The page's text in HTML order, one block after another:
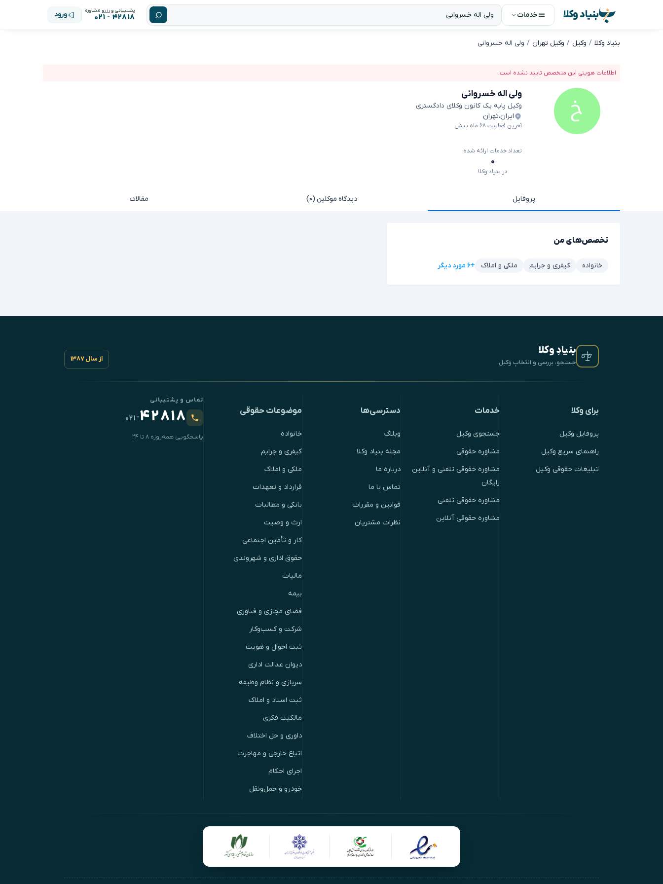
بنیاد وکلا خدمات پشتیبانی و رزرو مشاوره
۴۲۸۱۸ - ۰۲۱ ورود
بنیاد وکلا وکیل وکیل تهران ولی اله خسروانی
اطلاعات هویتی این متخصص تایید نشده است.
ولی اله خسروانی
وکیل پایه یک کانون وکلای دادگستری
ایران،تهران
آخرین فعالیت ۶۸ ماه پیش
تعداد خدمات ارائه شده
۰
در بنیاد وکلا
پروفایل دیدگاه موکلین (۰) مقالات
تخصص‌های من
خانواده کیفری و جرایم ملکی و املاک +۶ مورد دیگر
بنیادِ وکلا
جستجو، بررسی و انتخابِ وکیل از سال ۱۳۸۷
برای وکلا
پروفایل وکیل
راهنمای سریع وکیل
تبلیغات حقوقی وکیل
خدمات
جستجوی وکیل
مشاوره حقوقی
مشاوره حقوقی تلفنی و آنلاین
رایگان
مشاوره حقوقی تلفنی
مشاوره حقوقی آنلاین
دسترسی‌ها
وبلاگ
مجله بنیاد وکلا
درباره ما
تماس با ما
قوانین و مقررات
نظرات مشتریان
موضوعات حقوقی
خانواده
کیفری و جرایم
ملکی و املاک
قرارداد و تعهدات
بانکی و مطالبات
ارث و وصیت
کار و تأمین اجتماعی
حقوق اداری و شهروندی
مالیات
بیمه
فضای مجازی و فناوری
شرکت و کسب‌وکار
ثبت احوال و هویت
دیوان عدالت اداری
سربازی و نظام وظیفه
ثبت اسناد و املاک
مالکیت فکری
داوری و حل اختلاف
اتباع خارجی و مهاجرت
اجرای احکام
خودرو و حمل‌ونقل
تماس و پشتیبانی
۴۲۸۱۸-۰۲۱
پاسخگویی همه‌روزه ۸ تا ۲۴